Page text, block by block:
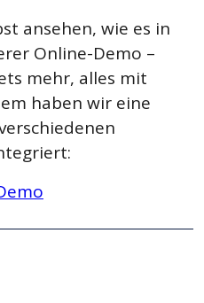
ansehen, wie es in
Online-Demo –
mehr, alles mit
haben wir eine
: